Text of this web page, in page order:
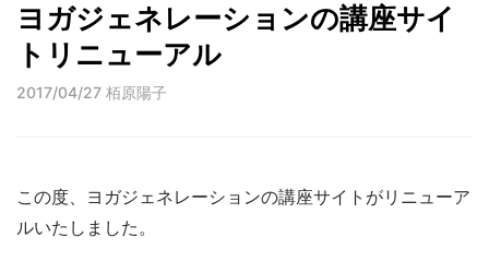
ヨガジェネレーションの講座サイ
トリニューアル
2017/04/27 栢原陽子
この度、ヨガジェネレーションの講座サイトがリニューア
ルいたしました。